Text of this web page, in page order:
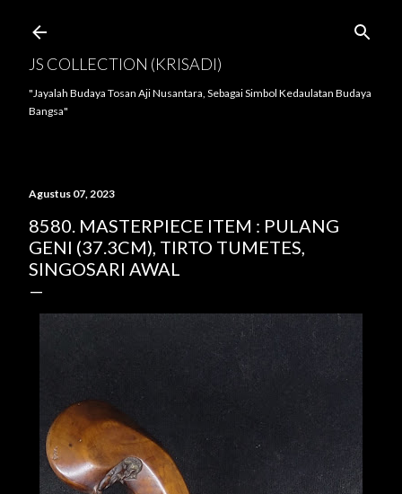
JS COLLECTION (KRISADI)
"Jayalah Budaya Tosan Aji Nusantara, Sebagai Simbol Kedaulatan Budaya
Bangsa"
Agustus 07, 2023
8580. MASTERPIECE ITEM : PULANG
GENI (37.3CM), TIRTO TUMETES,
SINGOSARI AWAL